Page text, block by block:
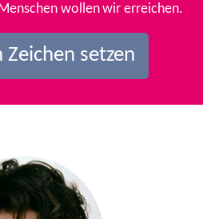
wollen wir erreichen.
Zeichen setzen